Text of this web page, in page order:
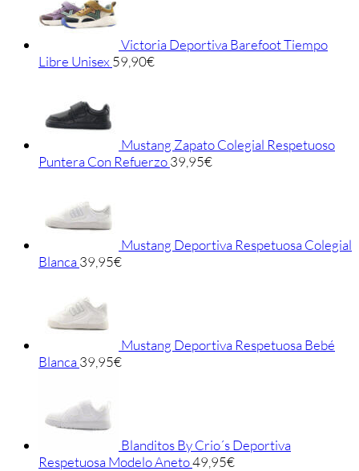
Victoria Deportiva Barefoot Tiempo
Libre Unisex59,90€
Mustang Zapato Colegial Respetuoso
Puntera Con Refuerzo39,95€
Mustang Deportiva Respetuosa Colegial
Blanca39,95€
Mustang Deportiva Respetuosa Bebé
Blanca39,95€
Blanditos By Crio´s Deportiva
Respetuosa Modelo Aneto49,95€